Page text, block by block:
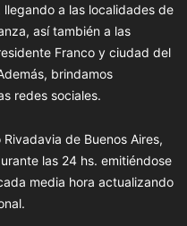
a las localidades de
así también a las
Franco y ciudad del
brindamos
redes sociales.
de Buenos Aires,
las 24 hs. emitiéndose
media hora actualizando